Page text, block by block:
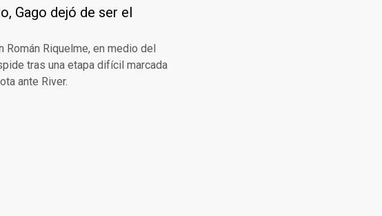
Gago dejó de ser el
Riquelme, en medio del
tras una etapa difícil marcada
ante River.